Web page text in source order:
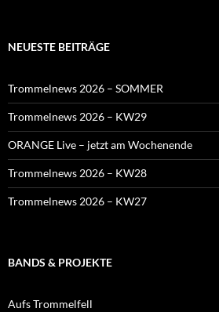
NEUESTE BEITRÄGE
Trommelnews 2026 – SOMMER
Trommelnews 2026 – KW29
ORANGE Live – jetzt am Wochenende
Trommelnews 2026 – KW28
Trommelnews 2026 – KW27
BANDS & PROJEKTE
Aufs Trommelfell